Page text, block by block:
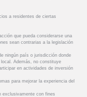
a residentes de ciertas
que pueda considerarse una
sean contrarias a la legislación
ningún país o jurisdicción donde
Además, no constituye
en actividades de inversión
para mejorar la experiencia del
exclusivamente con fines